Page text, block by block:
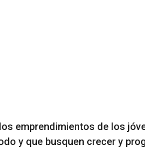
emprendimientos de los
y que busquen crecer y